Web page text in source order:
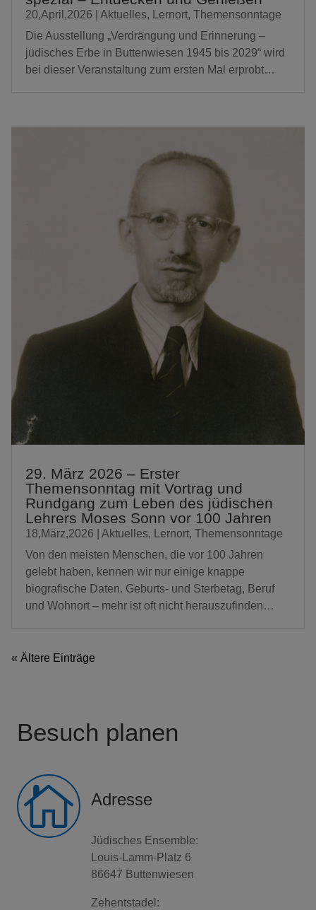
20,April,2026 Aktuelles, Lernort, Themensonntage
Die Ausstellung „Verdrängung und Erinnerung –
jüdisches Erbe in Buttenwiesen 1945 bis 2029“ wird
bei dieser Veranstaltung zum ersten Mal erprobt…
29. März 2026 – Erster
Themensonntag mit Vortrag und
Rundgang zum Leben des jüdischen
Lehrers Moses Sonn vor 100 Jahren
18,März,2026 Aktuelles, Lernort, Themensonntage
Von den meisten Menschen, die vor 100 Jahren
gelebt haben, kennen wir nur einige knappe
biografische Daten. Geburts- und Sterbetag, Beruf
und Wohnort – mehr ist oft nicht herauszufinden…
« Ältere Einträge
Besuch planen
 Adresse
Jüdisches Ensemble:
Louis-Lamm-Platz 6
86647 Buttenwiesen
Zehentstadel: